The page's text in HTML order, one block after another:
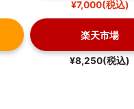
¥7,000(税込)
楽天市場
¥8,250(税込)